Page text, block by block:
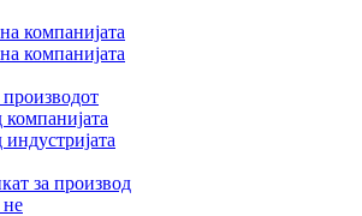
компанијата
компанијата
за производ
не